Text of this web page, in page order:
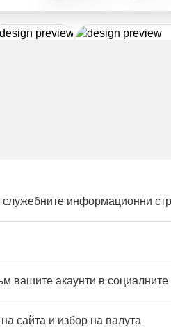
служебните информационни
вашите акаунти в
сайта и избор на валута